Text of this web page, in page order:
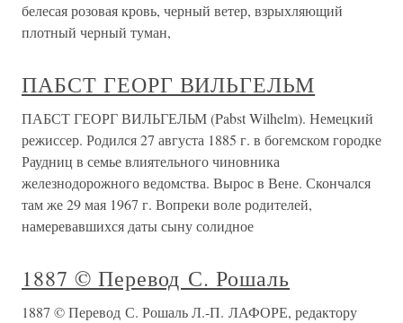
белесая розовая кровь, черный ветер, взрыхляющий
плотный черный туман,
ПАБСТ ГЕОРГ ВИЛЬГЕЛЬМ
ПАБСТ ГЕОРГ ВИЛЬГЕЛЬМ (Pabst Wilhelm). Немецкий
режиссер. Родился 27 августа 1885 г. в богемском городке
Раудниц в семье влиятельного чиновника
железнодорожного ведомства. Вырос в Вене. Скончался
там же 29 мая 1967 г. Вопреки воле родителей,
намеревавшихся даты сыну солидное
1887 © Перевод С. Рошаль
1887 © Перевод С. Рошаль Л.-П. ЛАФОРЕ, редактору